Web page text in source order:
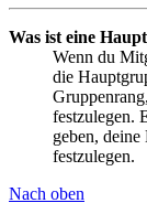
Was ist eine
Wenn du
die
festzulegen.
geben,
festzulegen.
Nach oben